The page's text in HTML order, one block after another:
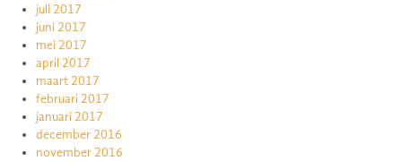
juli 2017
juni 2017
mei 2017
april 2017
maart 2017
februari 2017
januari 2017
december 2016
november 2016